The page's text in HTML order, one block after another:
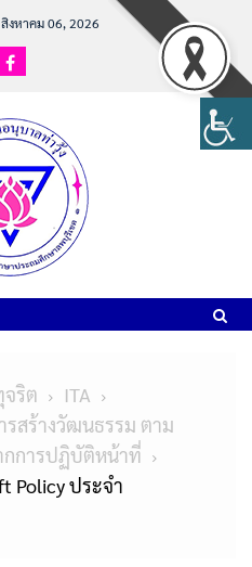
งหาคม 06, 2026
จริต
ITA
สร้างวัฒนธรรม ตาม
กการปฏิบัติหน้าที่
Policy ประจำ